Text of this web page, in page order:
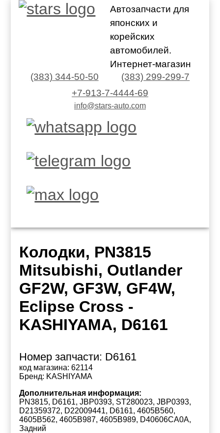
Автозапчасти для
японских и
корейских
автомобилей.
Интернет-магазин
(383) 344-50-50
(383) 299-299-7
+7-913-7-4444-69
info@stars-auto.com
Колодки, PN3815
Mitsubishi, Outlander
GF2W, GF3W, GF4W,
Eclipse Cross -
KASHIYAMA, D6161
Номер запчасти: D6161
код магазина: 62114
Бренд: KASHIYAMA
Дополнительная информация:
PN3815, D6161, JBP0393, ST280023, JBP0393,
D21359372, D22009441, D6161, 4605B560,
4605B562, 4605B987, 4605B989, D40606CA0A,
Задний